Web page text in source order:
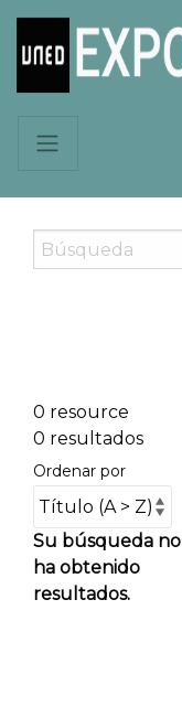
0 resource
0 resultados
Ordenar por
Su búsqueda no
ha obtenido
resultados.